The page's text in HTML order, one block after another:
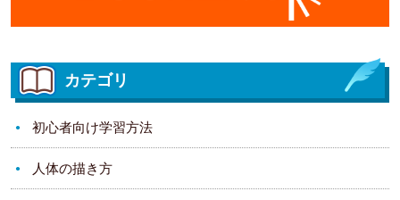
カテゴリ
初心者向け学習方法
人体の描き方